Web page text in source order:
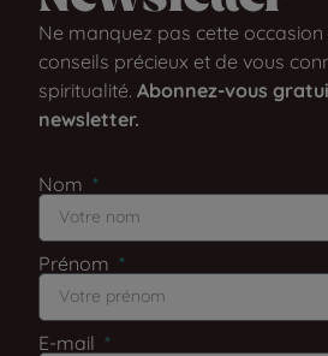
Ne manquez pas cette
conseils précieux et de vous
spiritualité.Abonnez-vous
newsletter.
Nom
Prénom
E-mail